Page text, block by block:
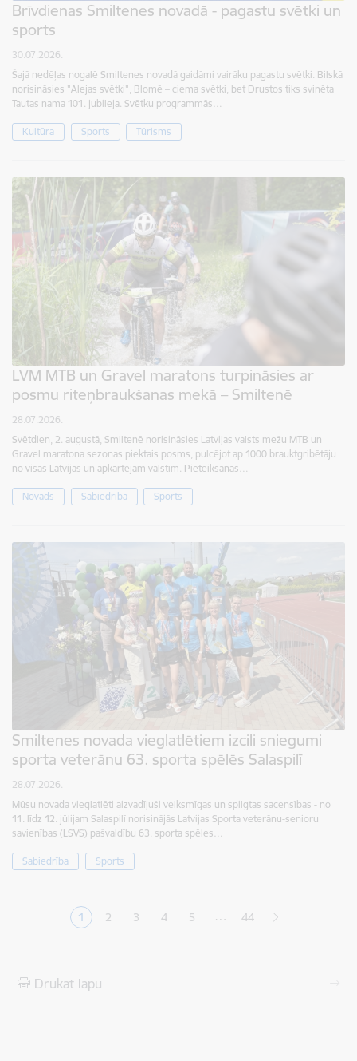
Brīvdienas Smiltenes novadā - pagastu svētki un
sports
30.07.2026.
Šajā nedēļas nogalē Smiltenes novadā gaidāmi vairāku pagastu svētki. Bilskā
norisināsies "Alejas svētki", Blomē – ciema svētki, bet Drustos tiks svinēta
Tautas nama 101. jubileja. Svētku programmās…
Kultūra Sports Tūrisms
LVM MTB un Gravel maratons turpināsies ar
posmu riteņbraukšanas mekā – Smiltenē
28.07.2026.
Svētdien, 2. augustā, Smiltenē norisināsies Latvijas valsts mežu MTB un
Gravel maratona sezonas piektais posms, pulcējot ap 1000 brauktgribētāju
no visas Latvijas un apkārtējām valstīm. Pieteikšanās…
Novads Sabiedrība Sports
Smiltenes novada vieglatlētiem izcili sniegumi
sporta veterānu 63. sporta spēlēs Salaspilī
28.07.2026.
Mūsu novada vieglatlēti aizvadījuši veiksmīgas un spilgtas sacensības - no
11. līdz 12. jūlijam Salaspilī norisinājās Latvijas Sporta veterānu-senioru
savienības (LSVS) pašvaldību 63. sporta spēles…
Sabiedrība Sports
Pašreizējā lapa
1 Lapa
2 Lapa
3 Lapa
4 Lapa
5 … 44
Drukāt lapu